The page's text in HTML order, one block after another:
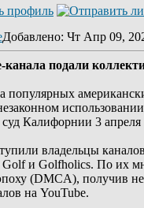
Добавлено: Чт Апр 09,
канала подали
популярных
Калифорнии 3
владельцы
Golf и Golfholics. По их
(DMCA), получив
на YouTube.